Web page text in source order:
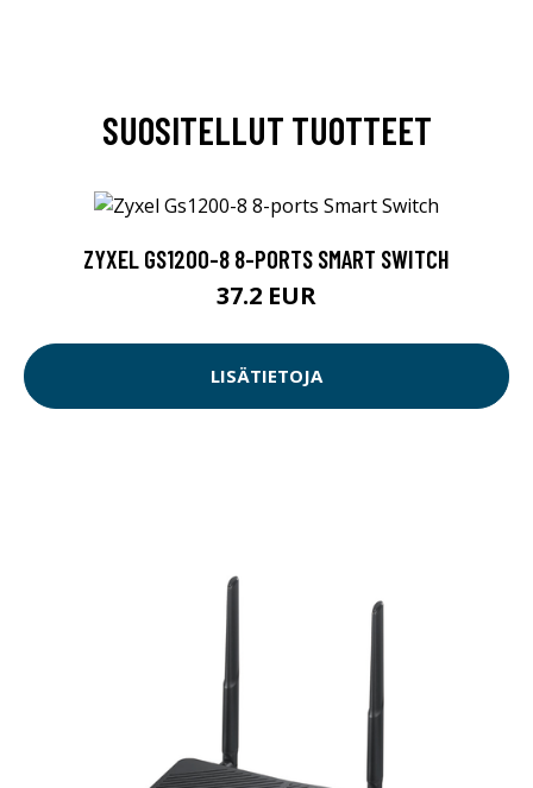
SUOSITELLUT TUOTTEET
ZYXEL GS1200-8 8-PORTS SMART SWITCH
37.2 EUR
LISÄTIETOJA